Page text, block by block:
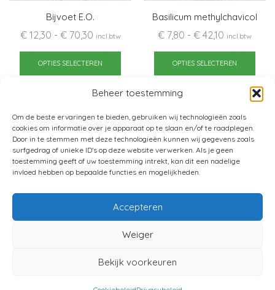
Beheer toestemming
Om de beste ervaringen te bieden, gebruiken wij technologieën zoals
cookies om informatie over je apparaat op te slaan en/of te raadplegen.
Door in te stemmen met deze technologieën kunnen wij gegevens zoals
surfgedrag of unieke ID's op deze website verwerken. Als je geen
toestemming geeft of uw toestemming intrekt, kan dit een nadelige
invloed hebben op bepaalde functies en mogelijkheden.
Accepteren
Weiger
Bekijk voorkeuren
Bijvoet E.O.
€12,30 - €70,30Prijsklasse:
€ 12,30
tot
€ 70,30
incl.btw
OPTIES SELECTEREN
Dit
heeft
meerdere
Deze
optie
kan
gekozen
op
de
Basilicum methylchavicol
€ 7,80 - € 42,10 Prijsklasse:
€ 7,80
tot
€ 42,10
incl.btw
OPTIES SELECTEREN
Dit
op
Verkoopsvoorwaarden
Cookiebeleid (EU)